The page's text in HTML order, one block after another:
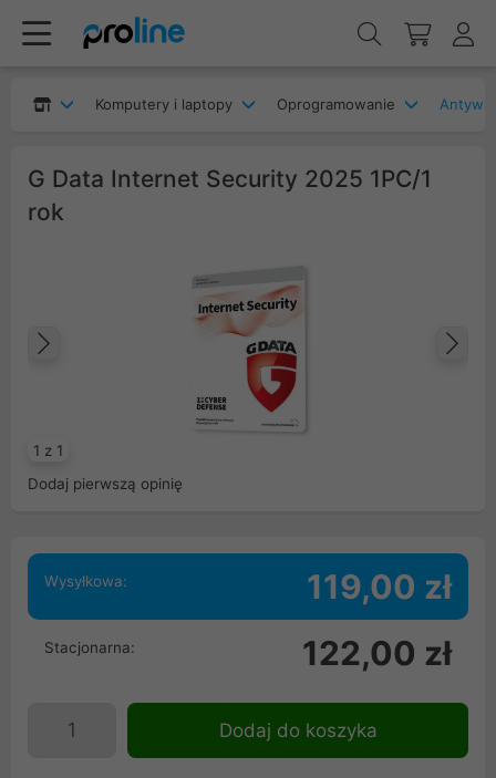
Komputery i laptopy Oprogramowanie
G Data Internet Security 2025 1PC/1
rok
1 z 1
Dodaj pierwszą opinię
Wysyłkowa: 119,00 zł
Stacjonarna: 122,00 zł
Dodaj do koszyka